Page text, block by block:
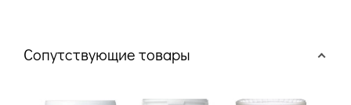
Сопутствующие товары